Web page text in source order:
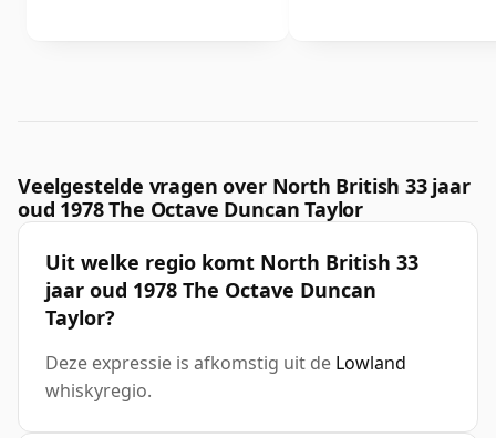
Veelgestelde vragen over North British 33 jaar
oud 1978 The Octave Duncan Taylor
Uit welke regio komt North British 33
jaar oud 1978 The Octave Duncan
Taylor?
Deze expressie is afkomstig uit de Lowland
whiskyregio.